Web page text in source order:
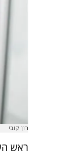
רון קובי
ראש